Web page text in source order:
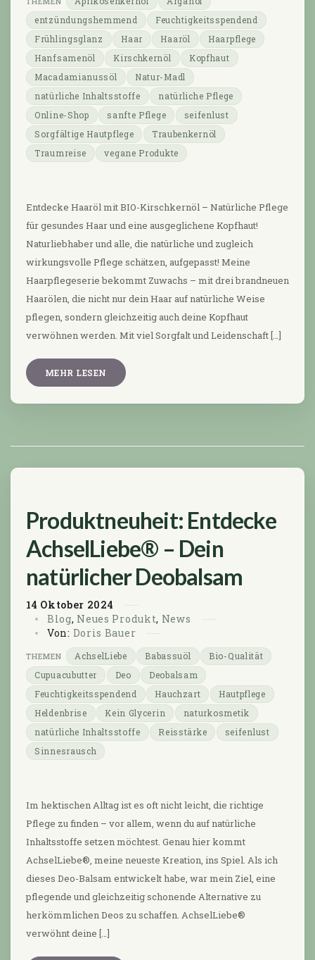
entzündungshemmend
Feuchtigkeitsspendend
Frühlingsglanz
Haar Haaröl
Haarpflege
Hanfsamenöl
Kirschkernöl
Kopfhaut
Macadamianussöl
Natur-Madl
natürliche Inhaltsstoffe
natürliche Pflege
Online-Shop
sanfte Pflege
seifenlust
Sorgfältige Hautpflege
Traubenkernöl
Traumreise
vegane Produkte
Entdecke Haaröl mit BIO-Kirschkernöl – Natürliche Pflege
für gesundes Haar und eine ausgeglichene Kopfhaut!
Naturliebhaber und alle, die natürliche und zugleich
wirkungsvolle Pflege schätzen, aufgepasst! Meine
Haarpflegeserie bekommt Zuwachs – mit drei brandneuen
Haarölen, die nicht nur dein Haar auf natürliche Weise
pflegen, sondern gleichzeitig auch deine Kopfhaut
verwöhnen werden. Mit viel Sorgfalt und Leidenschaft […]
MEHR LESEN
Produktneuheit: Entdecke
AchselLiebe® – Dein
natürlicher Deobalsam
14 Oktober 2024
Blog, Neues Produkt, News
Von: Doris Bauer
AchselLiebe Babassuöl
Bio-Qualität
Cupuacubutter
Deo
Deobalsam
Feuchtigkeitsspendend
Hauchzart
Hautpflege
Heldenbrise
Kein Glycerin
naturkosmetik
natürliche Inhaltsstoffe
Reisstärke
seifenlust
Sinnesrausch
Im hektischen Alltag ist es oft nicht leicht, die richtige
Pflege zu finden – vor allem, wenn du auf natürliche
Inhaltsstoffe setzen möchtest. Genau hier kommt
AchselLiebe®, meine neueste Kreation, ins Spiel. Als ich
dieses Deo-Balsam entwickelt habe, war mein Ziel, eine
pflegende und gleichzeitig schonende Alternative zu
herkömmlichen Deos zu schaffen. AchselLiebe®
verwöhnt deine […]